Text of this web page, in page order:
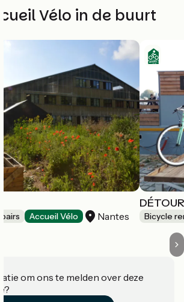
Vélo in de buurt
Accueil Vélo Nantes Bicycle
om ons te melden over deze